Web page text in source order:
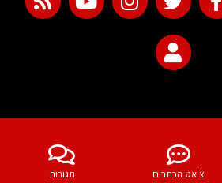
צ'אט הכתבים תגובות
web development